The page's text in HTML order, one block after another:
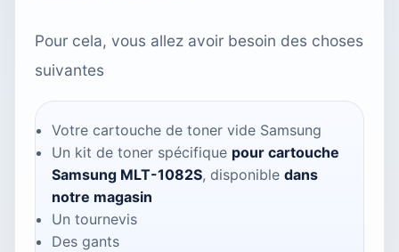
Pour cela, vous allez avoir besoin des choses
suivantes
Votre cartouche de toner vide Samsung
Un kit de toner spécifique pour cartouche
Samsung MLT-1082S, disponible dans
notre magasin
Un tournevis
Des gants